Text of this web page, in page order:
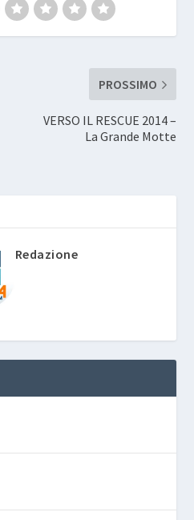
PROSSIMO
VERSO IL RESCUE 2014 –
La Grande Motte
Redazione